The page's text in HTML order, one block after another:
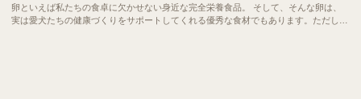
卵といえば私たちの食卓に欠かせない身近な完全栄養食品。 そして、そんな卵は、
実は愛犬たちの健康づくりをサポートしてくれる優秀な食材でもあります。ただし、